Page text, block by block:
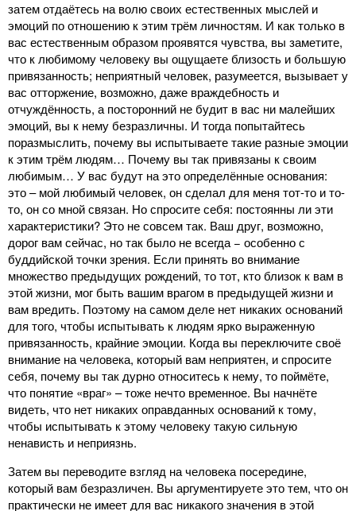
затем отдаётесь на волю своих естественных мыслей и
эмоций по отношению к этим трём личностям. И как только в
вас естественным образом проявятся чувства, вы заметите,
что к любимому человеку вы ощущаете близость и большую
привязанность; неприятный человек, разумеется, вызывает у
вас отторжение, возможно, даже враждебность и
отчуждённость, а посторонний не будит в вас ни малейших
эмоций, вы к нему безразличны. И тогда попытайтесь
поразмыслить, почему вы испытываете такие разные эмоции
к этим трём людям… Почему вы так привязаны к своим
любимым… У вас будут на это определённые основания:
это – мой любимый человек, он сделал для меня тот-то и то-
то, он со мной связан. Но спросите себя: постоянны ли эти
характеристики? Это не совсем так. Ваш друг, возможно,
дорог вам сейчас, но так было не всегда − особенно с
буддийской точки зрения. Если принять во внимание
множество предыдущих рождений, то тот, кто близок к вам в
этой жизни, мог быть вашим врагом в предыдущей жизни и
вам вредить. Поэтому на самом деле нет никаких оснований
для того, чтобы испытывать к людям ярко выраженную
привязанность, крайние эмоции. Когда вы переключите своё
внимание на человека, который вам неприятен, и спросите
себя, почему вы так дурно относитесь к нему, то поймёте,
что понятие «враг» – тоже нечто временное. Вы начнёте
видеть, что нет никаких оправданных оснований к тому,
чтобы испытывать к этому человеку такую сильную
ненависть и неприязнь.
Затем вы переводите взгляд на человека посередине,
который вам безразличен. Вы аргументируете это тем, что он
практически не имеет для вас никакого значения в этой